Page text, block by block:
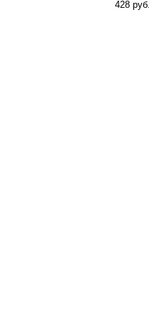
428